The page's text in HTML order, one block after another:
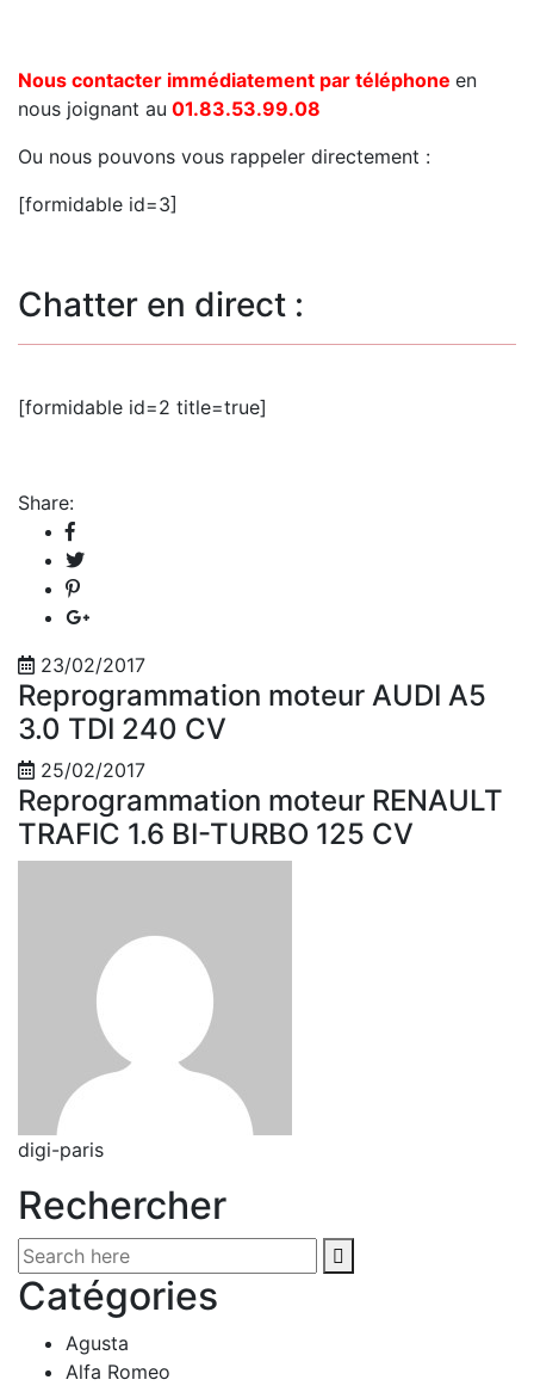
Nous contacter immédiatement par téléphone en
nous joignant au 01.83.53.99.08
Ou nous pouvons vous rappeler directement :
[formidable id=3]
Chatter en direct :
[formidable id=2 title=true]
Share:
23/02/2017
Reprogrammation moteur AUDI A5
3.0 TDI 240 CV
25/02/2017
Reprogrammation moteur RENAULT
TRAFIC 1.6 BI-TURBO 125 CV
digi-paris
Rechercher
Catégories
Agusta
Alfa Romeo